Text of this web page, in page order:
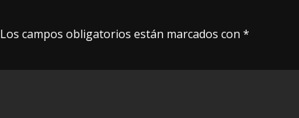
Los campos obligatorios están marcados con *